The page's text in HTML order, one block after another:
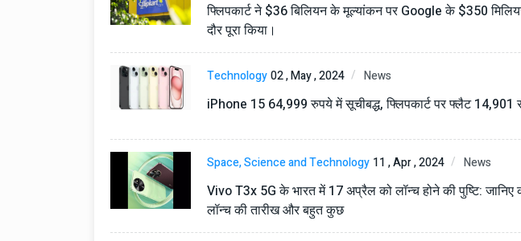
फ्लिपकार्ट ने $36 बिलियन के मूल्यांकन पर Google के $350
दौर पूरा किया।
Technology02 , May , 2024 News
iPhone 15 64,999 रुपये में सूचीबद्ध, फ्लिपकार्ट पर फ्लैट
Space, Science and Technology 11 , Apr , 2024 News
Vivo T3x 5G के भारत में 17 अप्रैल को लॉन्च होने की पुष्टि: जानिए
लॉन्च की तारीख और बहुत कुछ
06 , Dec , 2025
Docker Sandboxes Launch:
AI Coding Agents Ke Liye
Secure Solution | Hindeez
1